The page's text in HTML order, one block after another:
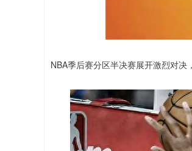
NBA季后赛分区半决赛展开激烈对决